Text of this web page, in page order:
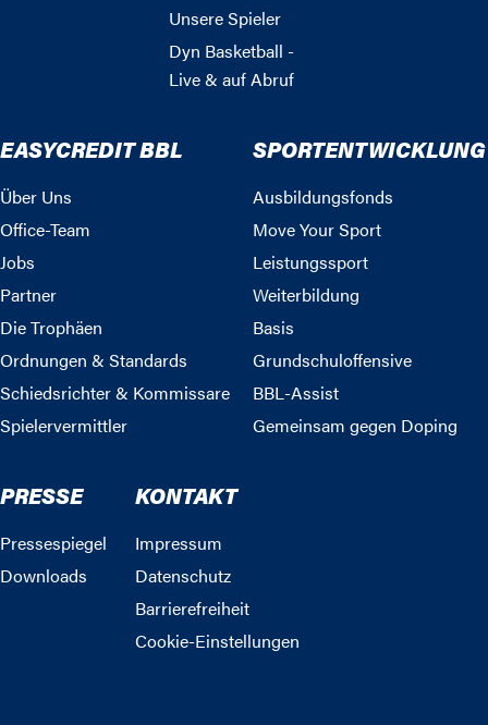
Unsere Spieler
Dyn Basketball -
Live & auf Abruf
EASYCREDIT BBL
Über Uns
Office-Team
Jobs
Partner
Die Trophäen
Ordnungen & Standards
Schiedsrichter & Kommissare
Spielervermittler
SPORTENTWICKLUNG
Ausbildungsfonds
Move Your Sport
Leistungssport
Weiterbildung
Basis
Grundschuloffensive
BBL-Assist
Gemeinsam gegen Doping
PRESSE
Pressespiegel
Downloads
KONTAKT
Impressum
Datenschutz
Barrierefreiheit
Cookie-Einstellungen